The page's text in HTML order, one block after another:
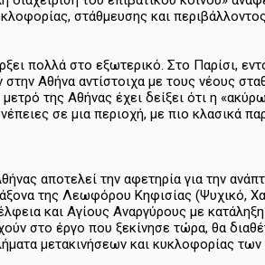
στάθμευσης και
πολλά στο εξωτερικό. Στο Παρίσι,
Αθήνα αντίστοιχα με τους νέους
της Αθήνας έχει δείξει ότι η
σε μια περιοχή, με πιο κλασικά
αποτελεί την αφετηρία για την
της Λεωφόρου Κηφισίας (Ψυχικό,
και Αγίους Αναργύρους με
στο έργο που ξεκίνησε τώρα, θα
μετακινήσεων και κυκλοφορίας